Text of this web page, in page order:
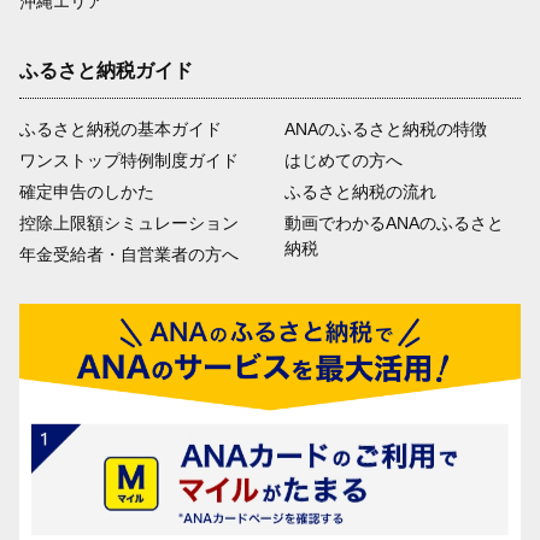
ふるさと納税ガイド
ふるさと納税の基本ガイド
ワンストップ特例制度ガイド
確定申告のしかた
控除上限額シミュレーション
年金受給者・自営業者の方へ
ANAのふるさと納税の特徴
はじめての方へ
ふるさと納税の流れ
動画でわかるANAのふるさと
納税